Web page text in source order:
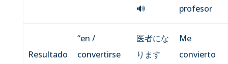
🔊
profesor
Resultado
“en /
convertirse
医者にな
ります
Me
convierto